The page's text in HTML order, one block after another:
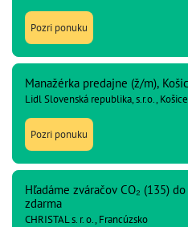
Pozri ponuku
Manažérka predajne (ž/m),
Lidl Slovenská republika, s.r.o., Košice
Pozri ponuku
Hľadáme zváračov CO₂ (135)
zdarma
CHRISTAL s. r. o., Francúzsko